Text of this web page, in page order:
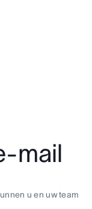
mail
u en uw team